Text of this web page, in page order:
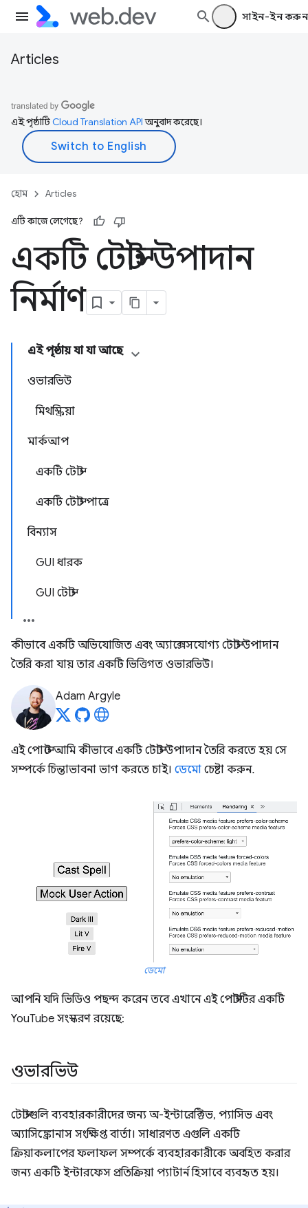
সাইন-ইন করুন
Articles
এই পৃষ্ঠাটিCloud Translation APIঅনুবাদ করেছে।
হোম Articles
এটি কাজে লেগেছে?
একটি টোস্ট উপাদান
নির্মাণ
এই পৃষ্ঠায় যা যা আছে
ওভারভিউ
মিথস্ক্রিয়া
মার্কআপ
একটি টোস্ট
একটি টোস্ট পাত্রে
বিন্যাস
GUI ধারক
GUI টোস্ট
কীভাবে একটি অভিযোজিত এবং অ্যাক্সেসযোগ্য টোস্ট উপাদান
তৈরি করা যায় তার একটি ভিত্তিগত ওভারভিউ।
Adam Argyle
এই পোস্টে আমি কীভাবে একটি টোস্ট উপাদান তৈরি করতে হয় সে
সম্পর্কে চিন্তাভাবনা ভাগ করতে চাই। ডেমো চেষ্টা করুন.
ডেমো
আপনি যদি ভিডিও পছন্দ করেন তবে এখানে এই পোস্টটির একটি
YouTube সংস্করণ রয়েছে:
ওভারভিউ
টোস্টগুলি ব্যবহারকারীদের জন্য অ-ইন্টারেক্টিভ, প্যাসিভ এবং
অ্যাসিঙ্ক্রোনাস সংক্ষিপ্ত বার্তা। সাধারণত এগুলি একটি
ক্রিয়াকলাপের ফলাফল সম্পর্কে ব্যবহারকারীকে অবহিত করার
জন্য একটি ইন্টারফেস প্রতিক্রিয়া প্যাটার্ন হিসাবে ব্যবহৃত হয়।